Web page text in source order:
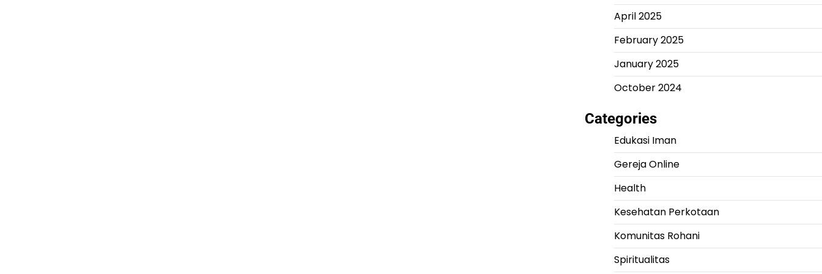
April 2025
February 2025
January 2025
October 2024
Categories
Edukasi Iman
Gereja Online
Health
Kesehatan Perkotaan
Komunitas Rohani
Spiritualitas